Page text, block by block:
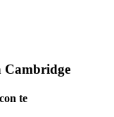
Cambridge
te